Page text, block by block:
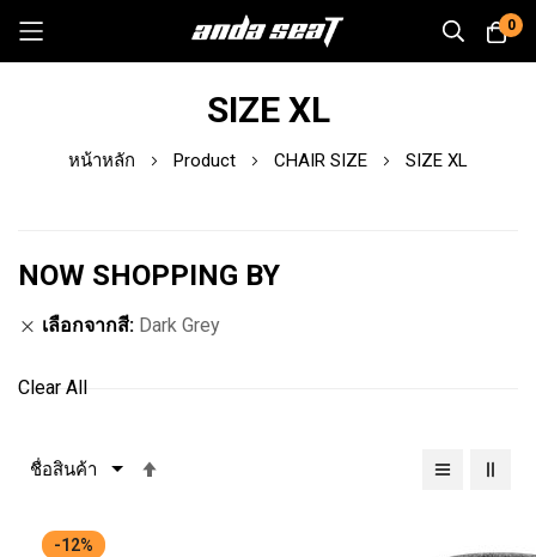
0
SIZE XL
หน้าหลัก Product CHAIR SIZE SIZE XL
-12%
NOW SHOPPING BY
เลือกจากสี Dark Grey
Clear All